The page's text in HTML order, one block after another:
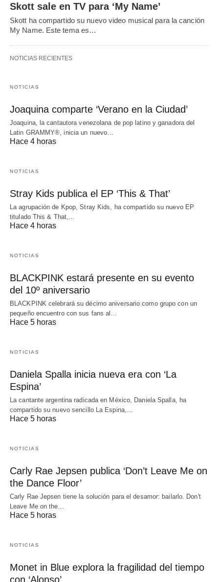
Skott sale en TV para ‘My Name’
Skott ha compartido su nuevo video musical para la canción
My Name. Este tema es…
NOTICIAS RECIENTES
NOTICIAS
Joaquina comparte ‘Verano en la Ciudad’
Joaquina, la cantautora venezolana de pop latino y ganadora del
Latin GRAMMY®, inicia un nuevo…
Hace 4 horas
NOTICIAS
Stray Kids publica el EP ‘This & That’
La agrupación de Kpop, Stray Kids, ha compartido su nuevo EP
titulado This & That,…
Hace 4 horas
NOTICIAS
BLACKPINK estará presente en su evento
del 10º aniversario
BLACKPINK celebrará su décimo aniversario como grupo con un
pequeño encuentro con sus fans al…
Hace 5 horas
NOTICIAS
Daniela Spalla inicia nueva era con ‘La
Espina’
La cantante argentina radicada en México, Daniela Spalla, ha
compartido su nuevo sencillo La Espina,…
Hace 5 horas
NOTICIAS
Carly Rae Jepsen publica ‘Don’t Leave Me on
the Dance Floor’
Carly Rae Jepsen tiene la solución para el desamor: bailarlo. Don't
Leave Me on the…
Hace 5 horas
NOTICIAS
Monet in Blue explora la fragilidad del tiempo
con ‘Alonso’